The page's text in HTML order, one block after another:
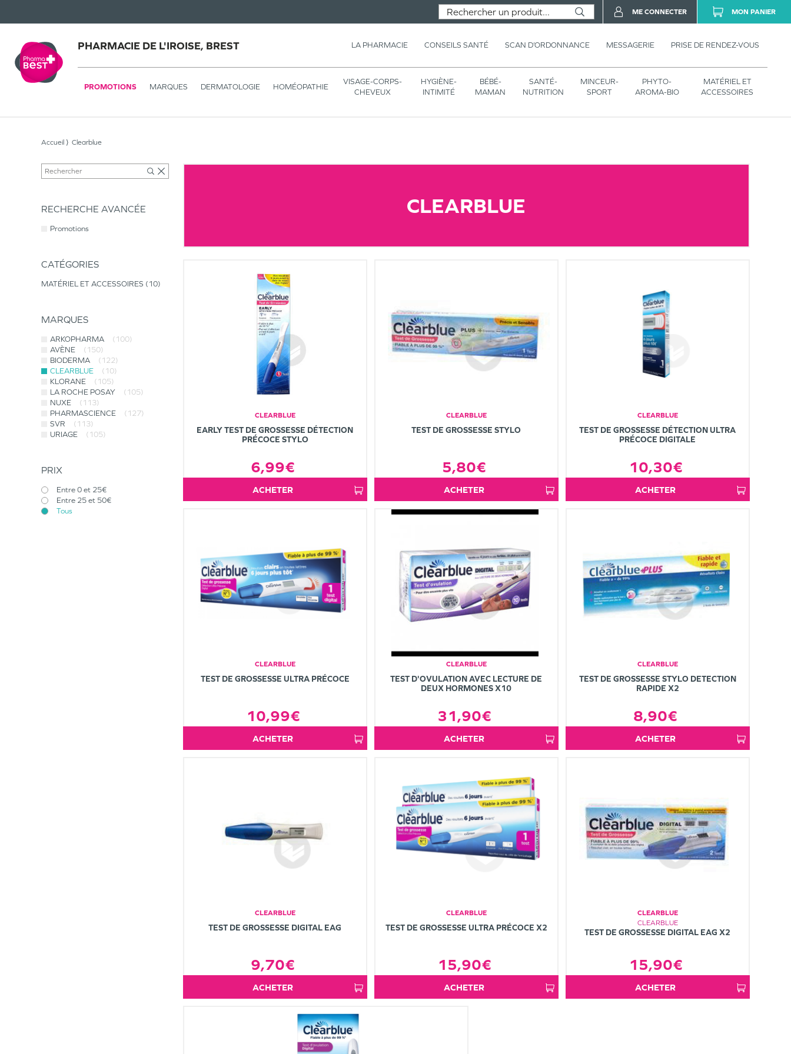
PHARMACIE DE L'IROISE, BREST LA PHARMACIE CONSEILS SANTÉ SCAN D’ORDONNANCE MESSAGERIE PRISE DE RENDEZ-VOUS
PROMOTIONS MARQUES DERMATOLOGIE HOMÉOPATHIE
VISAGE-CORPS-
CHEVEUX
HYGIÈNE-
INTIMITÉ
BÉBÉ-
MAMAN
SANTÉ-
NUTRITION
MINCEUR-
SPORT
PHYTO-
AROMA-BIO
MATÉRIEL ET
ACCESSOIRES
ME CONNECTER MON PANIER
Accueil Clearblue
RECHERCHE AVANCÉE
Promotions
CATÉGORIES
MATÉRIEL ET ACCESSOIRES 10
MARQUES
ARKOPHARMA
(100)
AVÈNE
(150)
BIODERMA
(122)
CLEARBLUE
(10)
KLORANE
(105)
LA ROCHE POSAY
(105)
NUXE
(113)
PHARMASCIENCE
(127)
SVR
(113)
URIAGE
(105)
PRIX
Entre 0 et 25€
Entre 25 et 50€
Tous
CLEARBLUE
CLEARBLUE
EARLY TEST DE GROSSESSE DÉTECTION
PRÉCOCE STYLO
6,99€
ACHETER
CLEARBLUE
TEST DE GROSSESSE STYLO
5,80€
ACHETER
CLEARBLUE
TEST DE GROSSESSE DÉTECTION ULTRA
PRÉCOCE DIGITALE
10,30€
ACHETER
CLEARBLUE
TEST DE GROSSESSE ULTRA PRÉCOCE
10,99€
ACHETER
CLEARBLUE
TEST D'OVULATION AVEC LECTURE DE
DEUX HORMONES X10
31,90€
ACHETER
CLEARBLUE
TEST DE GROSSESSE STYLO DETECTION
RAPIDE X2
8,90€
ACHETER
CLEARBLUE
TEST DE GROSSESSE DIGITAL EAG
9,70€
ACHETER
CLEARBLUE
TEST DE GROSSESSE ULTRA PRÉCOCE X2
15,90€
ACHETER
CLEARBLUE
CLEARBLUE
TEST DE GROSSESSE DIGITAL EAG X2
15,90€
ACHETER